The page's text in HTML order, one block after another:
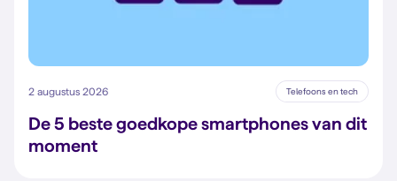
2 augustus 2026 Telefoons en tech
De 5 beste goedkope smartphones van dit
moment